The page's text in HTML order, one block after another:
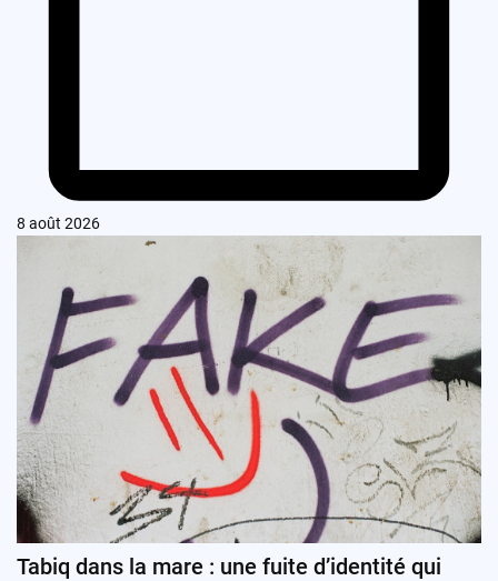
8 août 2026
Tabiq dans la mare : une fuite d’identité qui